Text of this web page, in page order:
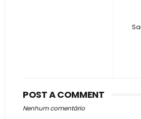
POST A COMMENT
Nenhum comentário